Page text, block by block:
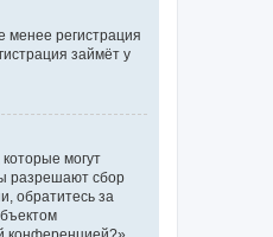
менее регистрация
займёт у
могут
разрешают сбор
обратитесь за